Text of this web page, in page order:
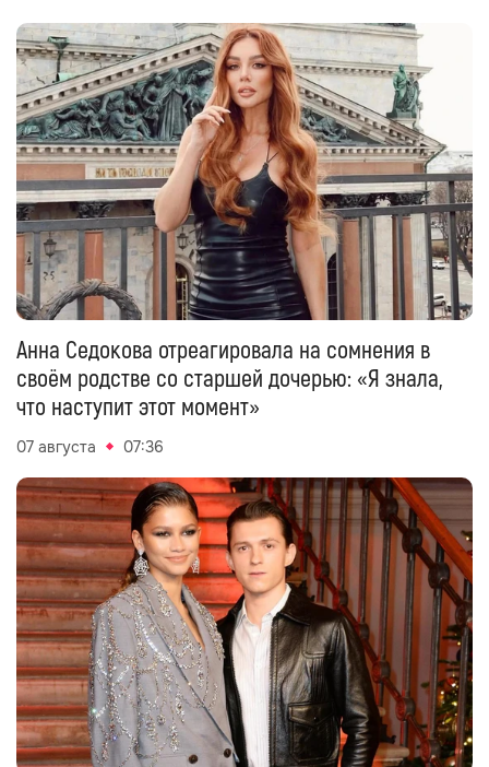
Анна Седокова отреагировала на сомнения в
своём родстве со старшей дочерью: «Я знала,
что наступит этот момент»
07 августа 07:36